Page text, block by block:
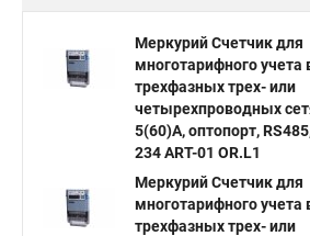
Меркурий Счетчик для
многотарифного учета
трехфазных трех- или
четырехпроводных
5(60)А, оптопорт,
234 ART-01 OR.L1
Mеркурий Счетчик для
многотарифного учета
трехфазных трех- или